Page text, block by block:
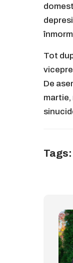
Tot
De
Tags: